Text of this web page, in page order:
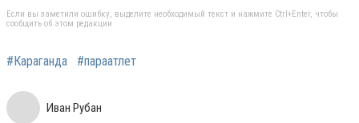
Если вы заметили ошибку, выделите необходимый текст и нажмите Ctrl+Enter, чтобы
сообщить об этом редакции
#Караганда #параатлет
Иван Рубан